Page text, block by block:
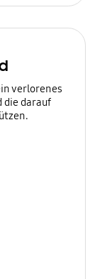
verlorenes
die darauf